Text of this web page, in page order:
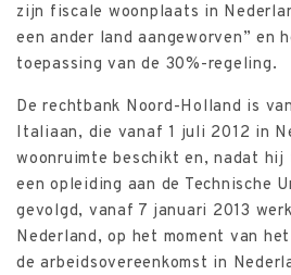
zijn fiscale woonplaats in
een ander land aangeworven” en
toepassing van de 30%-regeling.
De rechtbank Noord-Holland is
Italiaan, die vanaf 1 juli 2012 in
woonruimte beschikt en, nadat hij
een opleiding aan de Technische
gevolgd, vanaf 7 januari 2013
Nederland, op het moment van
de arbeidsovereenkomst in